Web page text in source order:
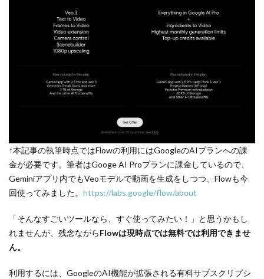
↑本記事の執筆時点ではFlowの利用にはGoogleのAIプランへの課
金が必要です。筆者はGooge AI Proプランに課金しているので、
Geminiアプリ内でもVeoモデルで動画を生成をしつつ、Flowも今
回使ってみました。 https://labs.google/flow/about
「そんなすごいツールなら、すぐ使ってみたい！」と思うかもし
れませんが、残念ながらFlowは現時点では無料では利用できませ
ん。
利用するには、GoogleのAI機能が拡張される有料サブスクリプシ